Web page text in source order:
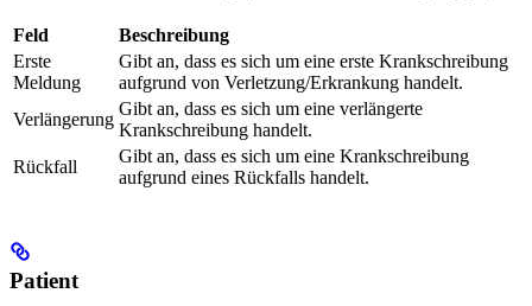
Feld
Beschreibung
Erste
Meldung
Gibt an, dass es sich um eine erste Krankschreibung
aufgrund von Verletzung/Erkrankung handelt.
Verlängerung
Gibt an, dass es sich um eine verlängerte
Krankschreibung handelt.
Rückfall
Gibt an, dass es sich um eine Krankschreibung
aufgrund eines Rückfalls handelt.
Patient